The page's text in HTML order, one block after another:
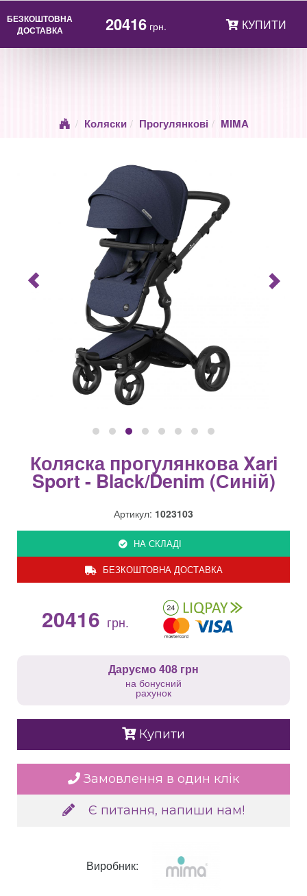
Коляски Прогулянкові MIMA
БЕЗКОШТОВНА
ДОСТАВКА
20416грн. КУПИТИ
Коляска прогулянкова Xari
Sport - Black/Denim (Синій)
Артикул: 1023103
НА СКЛАДІ
БЕЗКОШТОВНА ДОСТАВКА
20416 грн.
Даруємо 408 грн
на бонусний
рахунок
Купити
Замовлення в один клік
Є питання, напиши нам!
Виробник: